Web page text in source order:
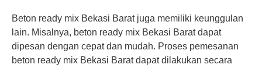
Beton ready mix Bekasi Barat juga memiliki keunggulan
lain. Misalnya, beton ready mix Bekasi Barat dapat
dipesan dengan cepat dan mudah. Proses pemesanan
beton ready mix Bekasi Barat dapat dilakukan secara